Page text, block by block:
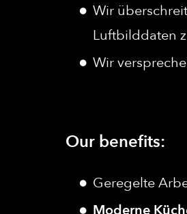
Wir
Luftbilddaten
Wir
Our benefits:
Geregelte
Moderne